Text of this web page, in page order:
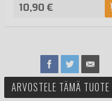
10,90 €
ARVOSTELE TÄMÄ TUOTE